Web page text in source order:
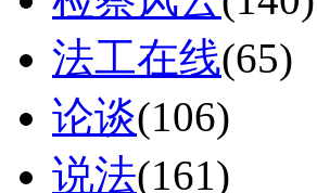
法工在线(65)
论谈(106)
说法(161)